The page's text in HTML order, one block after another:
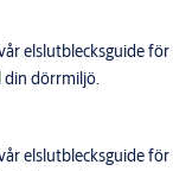
elslutblecksguide för
dörrmiljö.
elslutblecksguide för